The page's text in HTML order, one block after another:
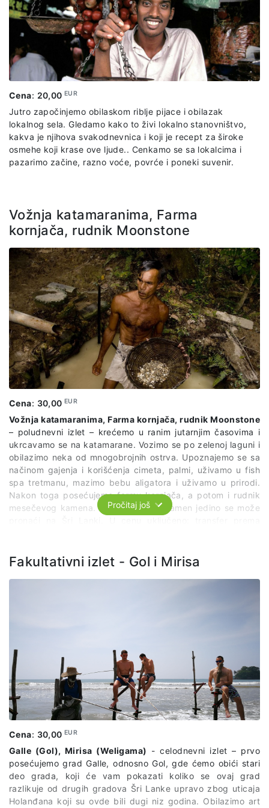
samog vrha stene. U cenu uključeno: transfer prema
odgovarajućem itineraru, vodiča na engleskom jeziku,
predstavnika agencije, ulaznice za navedene lokalitete.
Cena: 20,00EUR
Jutro započinjemo obilaskom riblje pijace i obilazak
lokalnog sela. Gledamo kako to živi lokalno stanovništvo,
kakva je njihova svakodnevnica i koji je recept za široke
osmehe koji krase ove ljude.. Cenkamo se sa lokalcima i
pazarimo začine, razno voće, povrće i poneki suvenir.
Vožnja katamaranima, Farma
kornjača, rudnik Moonstone
Cena: 30,00EUR
Vožnja katamaranima, Farma kornjača, rudnik Moonstone
– poludnevni izlet – krećemo u ranim jutarnjim časovima i
ukrcavamo se na katamarane. Vozimo se po zelenoj laguni i
obilazimo neka od mnogobrojnih ostrva. Upoznajemo se sa
načinom gajenja i korišćenja cimeta, palmi, uživamo u fish
spa tretmanu, mazimo bebu aligatora i uživamo u prirodi.
Nakon toga posećujemo farmu kornjača, a potom i rudnik
mesečevog kamena. Ovaj poludragi kamen jedino se može
Pročitaj još
Fakultativni izlet - Gol i Mirisa
Cena: 30,00EUR
Galle (Gol), Mirisa (Weligama) - celodnevni izlet – prvo
posećujemo grad Galle, odnosno Gol, gde ćemo obići stari
deo grada, koji će vam pokazati koliko se ovaj grad
razlikuje od drugih gradova Šri Lanke upravo zbog uticaja
Holanđana koji su ovde bili dugi niz godina. Obilazimo art